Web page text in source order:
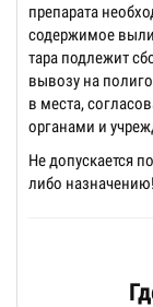
препарата
содержимое
тара подлежит
вывозу на
в места,
органами и
Не допускается
либо назначению!